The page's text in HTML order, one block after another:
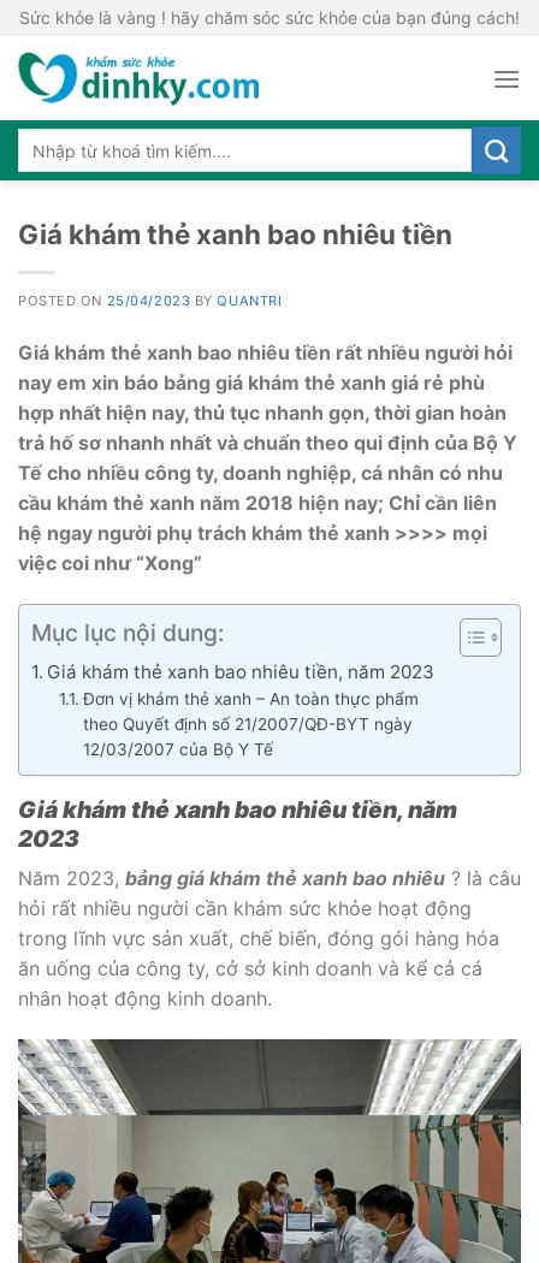
Skip
content
Sức khỏe là vàng ! hãy chăm sóc sức khỏe của bạn đúng cách!
Giá khám thẻ xanh bao nhiêu tiền
POSTED ON 25/04/2023 BYQUANTRI
Giá khám thẻ xanh bao nhiêu tiền rất nhiều người hỏi
nay em xin báo bảng giá khám thẻ xanh giá rẻ phù
hợp nhất hiện nay, thủ tục nhanh gọn, thời gian hoàn
trả hố sơ nhanh nhất và chuẩn theo qui định của Bộ Y
Tế cho nhiều công ty, doanh nghiệp, cá nhân có nhu
cầu khám thẻ xanh năm 2018 hiện nay; Chỉ cần liên
hệ ngay người phụ trách khám thẻ xanh >>>> mọi
việc coi như “Xong”
Mục lục nội dung:
Giá khám thẻ xanh bao nhiêu tiền, năm 2023
Đơn vị khám thẻ xanh – An toàn thực phẩm
theo Quyết định số 21/2007/QĐ-BYT ngày
12/03/2007 của Bộ Y Tế
Giá khám thẻ xanh bao nhiêu tiền, năm
2023
Năm 2023, bảng giá khám thẻ xanh bao nhiêu ? là câu
hỏi rất nhiều người cần khám sức khỏe hoạt động
trong lĩnh vực sản xuất, chế biến, đóng gói hàng hóa
ăn uống của công ty, cở sở kinh doanh và kể cả cá
nhân hoạt động kinh doanh.